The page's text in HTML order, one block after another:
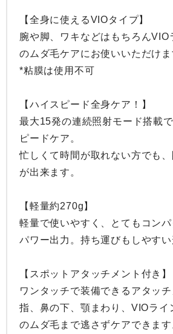
【全身に使えるVIOタイプ】
腕や脚、ワキなどはもちろんVIO
のムダ毛ケアにお使いいただけま
*粘膜は使用不可
【ハイスピード全身ケア！】
最大15発の連続照射モード搭載
ピードケア。
忙しくて時間が取れない方でも
が出来ます。
【軽量約270g】
軽量で使いやすく、とてもコン
パワー出力。持ち運びもしやすい
【スポットアタッチメント付き】
ワンタッチで装備できるアタッチ
指、鼻の下、顎まわり、VIOライ
のムダ毛まで逃さずケアできます